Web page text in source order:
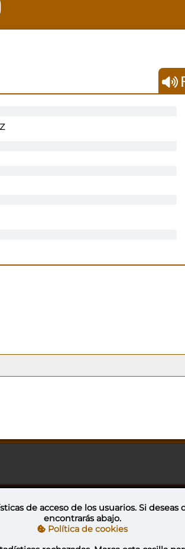
Commons Reconocimiento-NoComercial-CompartirIgual 4.0 Internacional
de acceso de los usuarios. Si deseas
encontrarás abajo.
Política de cookies